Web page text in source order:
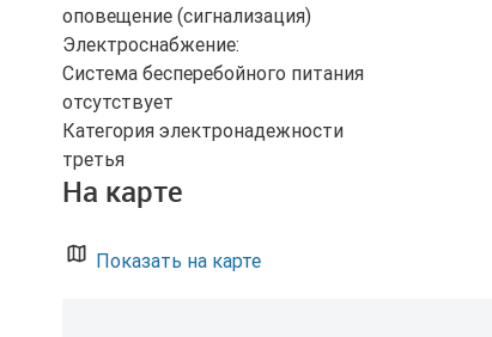
оповещение (сигнализация)
Электроснабжение:
Система бесперебойного питания
отсутствует
Категория электронадежности
третья
На карте
Показать на карте